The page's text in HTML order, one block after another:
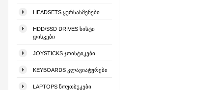
HEADSETS ᲧᲣᲠᲡᲐᲡᲛᲔᲜᲔᲑᲘ
HDD/SSD DRIVES ᲮᲘᲡᲢᲘ
ᲓᲘᲡᲙᲔᲑᲘ
JOYSTICKS ᲯᲝᲘᲡᲢᲘᲙᲔᲑᲘ
KEYBOARDS ᲙᲚᲐᲕᲘᲐᲢᲣᲠᲔᲑᲘ
LAPTOPS ᲜᲝᲣᲗᲑᲣᲙᲔᲑᲘ